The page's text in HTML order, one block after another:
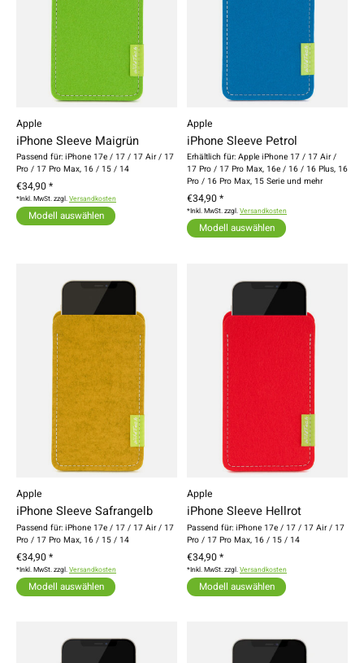
Apple
iPhone Sleeve Maigrün
Passend für: iPhone 17e / 17 / 17 Air / 17
Pro / 17 Pro Max, 16 / 15 / 14
€34,90 *
*Inkl. MwSt. zzgl.Versandkosten
Modell auswählen
Apple
iPhone Sleeve Petrol
Erhältlich für: Apple iPhone 17 / 17 Air /
17 Pro / 17 Pro Max, 16e / 16 / 16 Plus, 16
Pro / 16 Pro Max, 15 Serie und mehr
€34,90 *
*Inkl. MwSt. zzgl.Versandkosten
Modell auswählen
Apple
iPhone Sleeve Safrangelb
Passend für: iPhone 17e / 17 / 17 Air / 17
Pro / 17 Pro Max, 16 / 15 / 14
€34,90 *
*Inkl. MwSt. zzgl.Versandkosten
Modell auswählen
Apple
iPhone Sleeve Hellrot
Passend für: iPhone 17e / 17 / 17 Air / 17
Pro / 17 Pro Max, 16 / 15 / 14
€34,90 *
*Inkl. MwSt. zzgl.Versandkosten
Modell auswählen